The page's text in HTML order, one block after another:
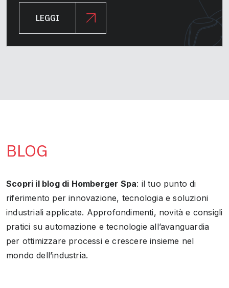
LEGGI
BLOG
Scopri il blog di Homberger Spa: il tuo punto di
riferimento per innovazione, tecnologia e soluzioni
industriali applicate. Approfondimenti, novità e consigli
pratici su automazione e tecnologie all’avanguardia
per ottimizzare processi e crescere insieme nel
mondo dell’industria.